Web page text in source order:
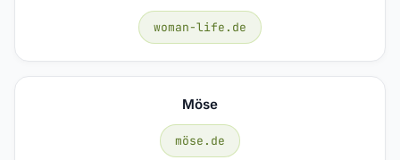
woman-life.de
Möse
möse.de